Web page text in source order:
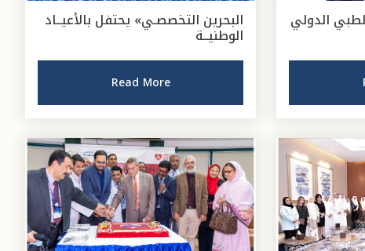
الدولي البحرين التخصصـي» يحتفل بالأعيــاد
الوطنيــة
Read More